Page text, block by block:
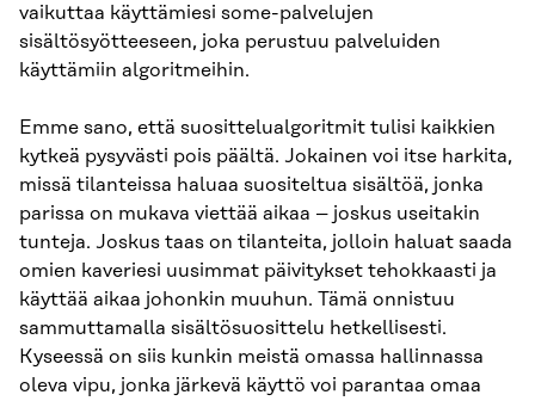
vaikuttaa käyttämiesi some-palvelujen
sisältösyötteeseen, joka perustuu palveluiden
käyttämiin algoritmeihin.
Emme sano, että suosittelualgoritmit tulisi kaikkien
kytkeä pysyvästi pois päältä. Jokainen voi itse harkita,
missä tilanteissa haluaa suositeltua sisältöä, jonka
parissa on mukava viettää aikaa – joskus useitakin
tunteja. Joskus taas on tilanteita, jolloin haluat saada
omien kaveriesi uusimmat päivitykset tehokkaasti ja
käyttää aikaa johonkin muuhun. Tämä onnistuu
sammuttamalla sisältösuosittelu hetkellisesti.
Kyseessä on siis kunkin meistä omassa hallinnassa
oleva vipu, jonka järkevä käyttö voi parantaa omaa